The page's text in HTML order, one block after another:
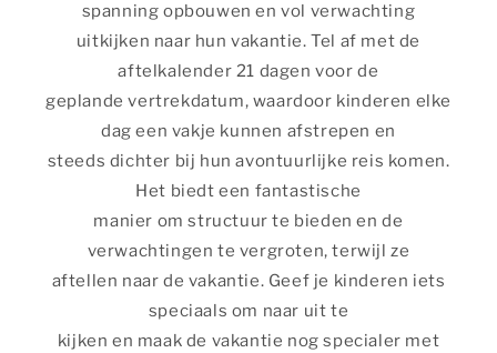
spanning opbouwen en vol verwachting
uitkijken naar hun vakantie. Tel af met de
aftelkalender 21 dagen voor de
geplande vertrekdatum, waardoor kinderen elke
dag een vakje kunnen afstrepen en
steeds dichter bij hun avontuurlijke reis komen.
Het biedt een fantastische
manier om structuur te bieden en de
verwachtingen te vergroten, terwijl ze
aftellen naar de vakantie. Geef je kinderen iets
speciaals om naar uit te
kijken en maak de vakantie nog specialer met